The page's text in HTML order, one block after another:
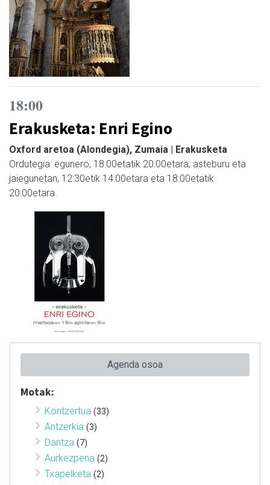
18:00
Erakusketa: Enri Egino
Oxford aretoa (Alondegia), Zumaia | Erakusketa
Ordutegia: egunero, 18:00etatik 20:00etara; asteburu eta
jaiegunetan, 12:30etik 14:00etara eta 18:00etatik
20:00etara.
Agenda osoa
Motak:
Kontzertua (33)
Antzerkia (3)
Dantza (7)
Aurkezpena (2)
Txapelketa (2)